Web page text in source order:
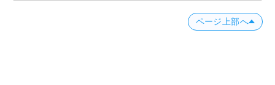
ページ上部へ